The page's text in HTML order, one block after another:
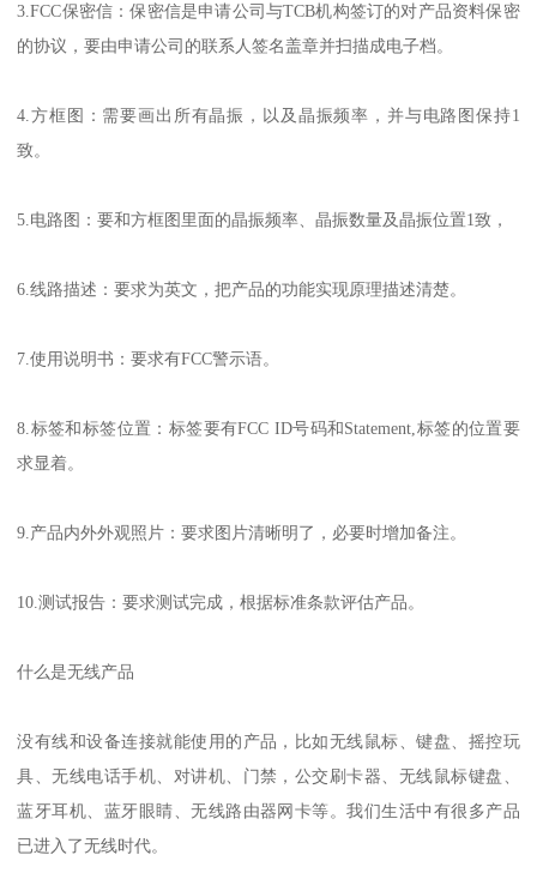
3.FCC保密信：保密信是申请公司与TCB机构签订的对产品资料保密
的协议，要由申请公司的联系人签名盖章并扫描成电子档。
4.方框图：需要画出所有晶振，以及晶振频率，并与电路图保持1
致。
5.电路图：要和方框图里面的晶振频率、晶振数量及晶振位置1致，
6.线路描述：要求为英文，把产品的功能实现原理描述清楚。
7.使用说明书：要求有FCC警示语。
8.标签和标签位置：标签要有FCC ID号码和Statement,标签的位置要
求显着。
9.产品内外外观照片：要求图片清晰明了，必要时增加备注。
10.测试报告：要求测试完成，根据标准条款评估产品。
什么是无线产品
没有线和设备连接就能使用的产品，比如无线鼠标、键盘、摇控玩
具、无线电话手机、对讲机、门禁，公交刷卡器、无线鼠标键盘、
蓝牙耳机、蓝牙眼睛、无线路由器网卡等。我们生活中有很多产品
已进入了无线时代。